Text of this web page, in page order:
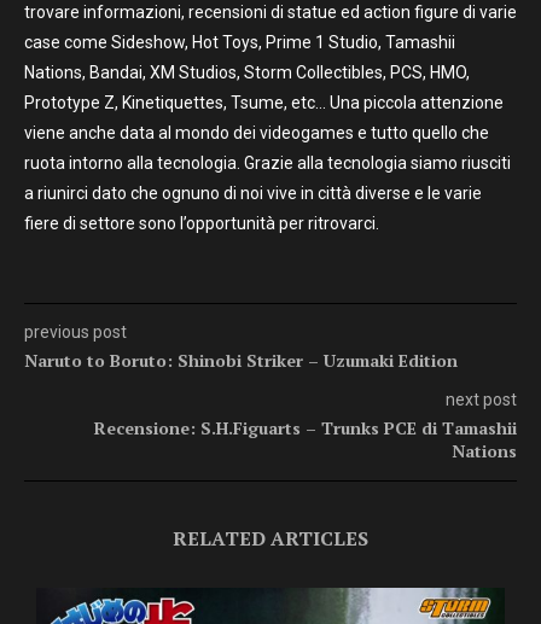
trovare informazioni, recensioni di statue ed action figure di varie
case come Sideshow, Hot Toys, Prime 1 Studio, Tamashii
Nations, Bandai, XM Studios, Storm Collectibles, PCS, HMO,
Prototype Z, Kinetiquettes, Tsume, etc… Una piccola attenzione
viene anche data al mondo dei videogames e tutto quello che
ruota intorno alla tecnologia. Grazie alla tecnologia siamo riusciti
a riunirci dato che ognuno di noi vive in città diverse e le varie
fiere di settore sono l’opportunità per ritrovarci.
previous post
Naruto to Boruto: Shinobi Striker – Uzumaki Edition
next post
Recensione: S.H.Figuarts – Trunks PCE di Tamashii
Nations
RELATED ARTICLES